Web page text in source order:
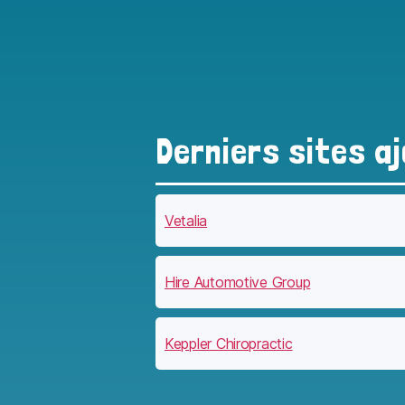
Derniers sites
Vetalia
Hire Automotive Group
Keppler Chiropractic